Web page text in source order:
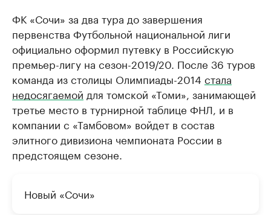
ФК «Сочи» за два тура до завершения
первенства Футбольной национальной лиги
официально оформил путевку в Российскую
премьер-лигу на сезон-2019/20. После 36 туров
команда из столицы Олимпиады-2014 стала
недосягаемой для томской «Томи», занимающей
третье место в турнирной таблице ФНЛ, и в
компании с «Тамбовом» войдет в состав
элитного дивизиона чемпионата России в
предстоящем сезоне.
Новый «Сочи»